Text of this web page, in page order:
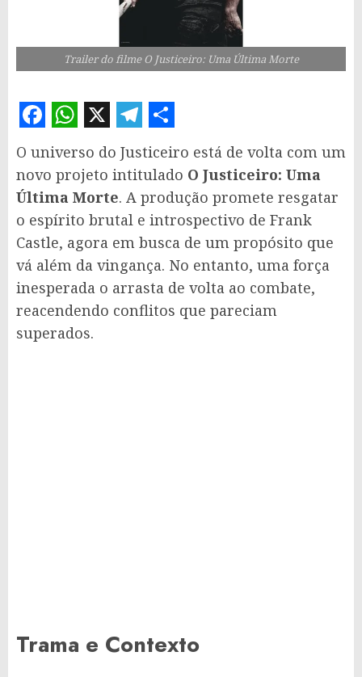
Trailer do filme O Justiceiro: Uma Última Morte
Facebook
WhatsApp
X Telegram
Share
O universo do Justiceiro está de volta com um
novo projeto intitulado O Justiceiro: Uma
Última Morte. A produção promete resgatar
o espírito brutal e introspectivo de Frank
Castle, agora em busca de um propósito que
vá além da vingança. No entanto, uma força
inesperada o arrasta de volta ao combate,
reacendendo conflitos que pareciam
superados.
Trama e Contexto